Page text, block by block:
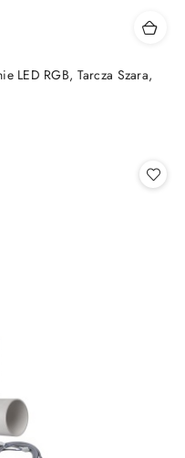
LED RGB, Tarcza Szara,